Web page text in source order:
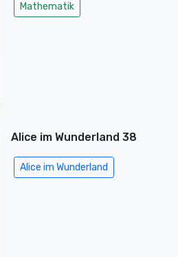
Mathematik
Alice im Wunderland 38
Alice im Wunderland